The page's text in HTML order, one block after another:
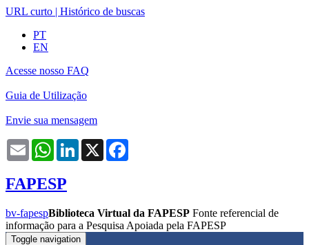
URL curto | Histórico de buscas
PT
EN
Acesse nosso FAQ
Guia de Utilização
Envie sua mensagem
Email WhatsAppLinkedIn
X
FAPESP
bv-fapespBiblioteca Virtual da FAPESP Fonte referencial de
informação para a Pesquisa Apoiada pela FAPESP
Toggle navigation